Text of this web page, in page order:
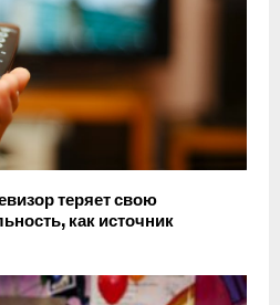
теряет свою
как источник